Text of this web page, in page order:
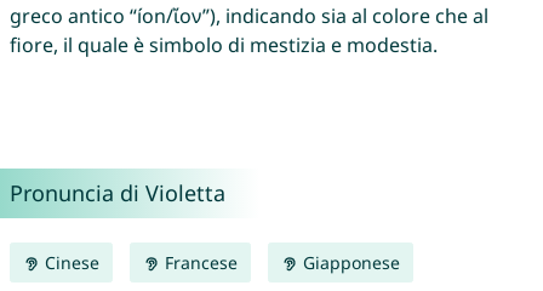
greco antico “íon/ἴον”), indicando sia al colore che al
fiore, il quale è simbolo di mestizia e modestia.
Pronuncia di Violetta
Cinese Francese Giapponese